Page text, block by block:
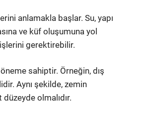
anlamakla başlar. Su, yapı
ve küf oluşumuna yol
gerektirebilir.
sahiptir. Örneğin, dış
Aynı şekilde, zemin
olmalıdır.